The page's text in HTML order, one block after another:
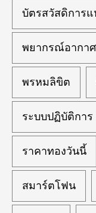
บัตรสวัสดิการแ
พยากรณ์อากาศ
พรหมลิขิต
ระบบปฏิบัติการ
ราคาทองวันนี้
สมาร์ตโฟน